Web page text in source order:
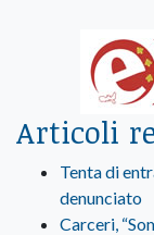
Articoli
Tenta di
denunciato
Carceri,